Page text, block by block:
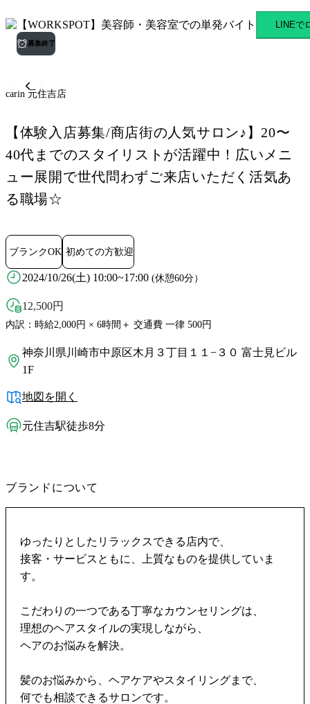
carin 元住吉店 元住吉駅のスLINEで
募集終了
carin 元住吉店
【体験入店募集/商店街の人気サロン♪】20〜
40代までのスタイリストが活躍中！広いメニ
ュー展開で世代問わずご来店いただく活気あ
る職場☆
ブランクOK 初めての方歓迎
2024/10/26(土) 10:00~17:00 (休憩60分）
12,500円
内訳：時給2,000円 × 6時間＋ 交通費 一律 500円
神奈川県川崎市中原区木月３丁目１１−３０ 富士見ビル
1F
地図を開く
元住吉駅徒歩8分
ブランドについて
ゆったりとしたリラックスできる店内で、
接客・サービスともに、上質なものを提供していま
す。
こだわりの一つである丁寧なカウンセリングは、
理想のヘアスタイルの実現しながら、
ヘアのお悩みを解決。
髪のお悩みから、ヘアケアやスタイリングまで、
何でも相談できるサロンです。